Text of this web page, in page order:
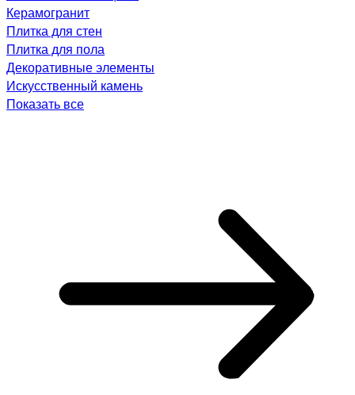
Керамогранит
Плитка для стен
Плитка для пола
Декоративные элементы
Искусственный камень
Показать все